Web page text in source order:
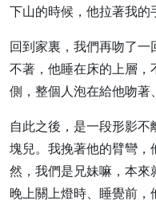
下山的時候，他拉著我的
回到家裏，我們再吻了
不著，他睡在床的上層，
側，整個人泡在給他吻著
自此之後，是一段形影
塊兒。我挽著他的臂彎，
然，我們是兄妹嘛，本來
晚上關上燈時、睡覺前，